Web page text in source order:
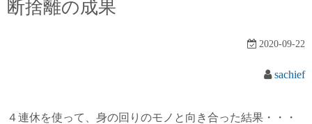
断捨離の成果
2020-09-22
sachief
４連休を使って、身の回りのモノと向き合った結果・・・